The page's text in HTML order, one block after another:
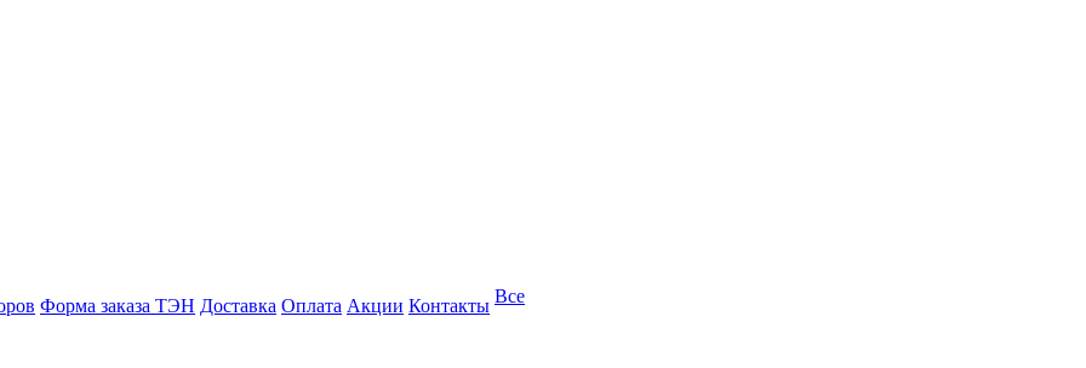
Форма заказа ТЭН Доставка Оплата Акции Контакты Все